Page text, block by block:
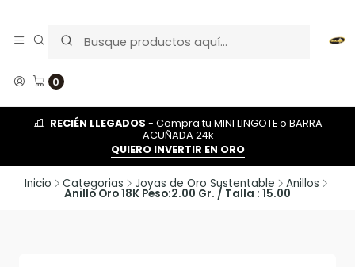
0
RECIÉN LLEGADOS - Compra tu MINI LINGOTE o BARRA
ACUÑADA 24k
QUIERO INVERTIR EN ORO
Inicio Categorias Joyas de Oro Sustentable Anillos
Anillo Oro 18K Peso:2.00 Gr. / Talla : 15.00